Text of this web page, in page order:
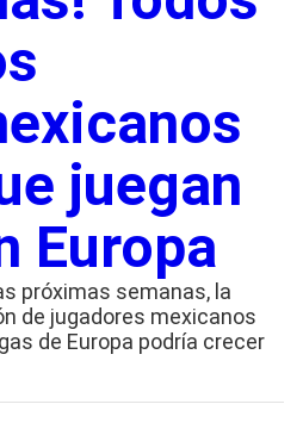
juegan
Europa
próximas semanas, la
de jugadores mexicanos
de Europa podría crecer